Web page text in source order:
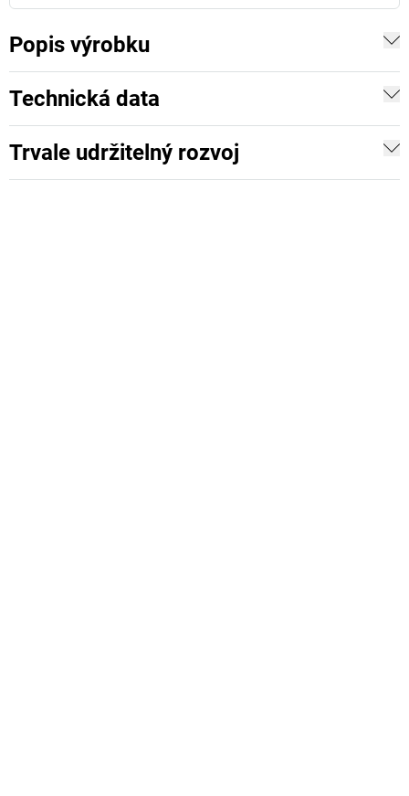
Popis výrobku
Technická data
Trvale udržitelný rozvoj